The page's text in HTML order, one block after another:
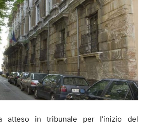
atteso in tribunale per l’inizio del